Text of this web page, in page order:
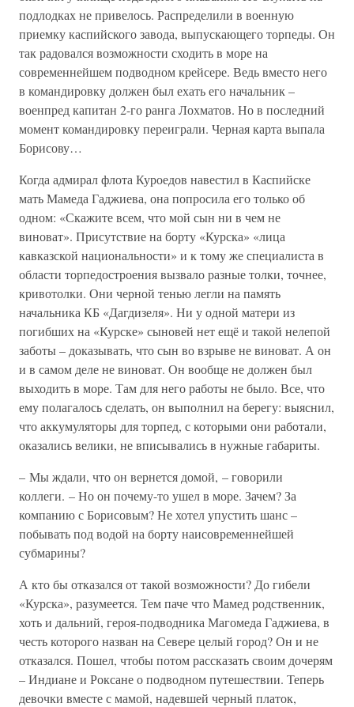
подлодках не привелось. Распределили в военную
приемку каспийского завода, выпускающего торпеды. Он
так радовался возможности сходить в море на
современнейшем подводном крейсере. Ведь вместо него
в командировку должен был ехать его начальник –
военпред капитан 2-го ранга Лохматов. Но в последний
момент командировку переиграли. Черная карта выпала
Борисову…
Когда адмирал флота Куроедов навестил в Каспийске
мать Мамеда Гаджиева, она попросила его только об
одном: «Скажите всем, что мой сын ни в чем не
виноват». Присутствие на борту «Курска» «лица
кавказской национальности» и к тому же специалиста в
области торпедостроения вызвало разные толки, точнее,
кривотолки. Они черной тенью легли на память
начальника КБ «Дагдизеля». Ни у одной матери из
погибших на «Курске» сыновей нет ещё и такой нелепой
заботы – доказывать, что сын во взрыве не виноват. А он
и в самом деле не виноват. Он вообще не должен был
выходить в море. Там для него работы не было. Все, что
ему полагалось сделать, он выполнил на берегу: выяснил,
что аккумуляторы для торпед, с которыми они работали,
оказались велики, не вписывались в нужные габариты.
– Мы ждали, что он вернется домой, – говорили
коллеги. – Но он почему-то ушел в море. Зачем? За
компанию с Борисовым? Не хотел упустить шанс –
побывать под водой на борту наисовременнейшей
субмарины?
А кто бы отказался от такой возможности? До гибели
«Курска», разумеется. Тем паче что Мамед родственник,
хоть и дальний, героя-подводника Магомеда Гаджиева, в
честь которого назван на Севере целый город? Он и не
отказался. Пошел, чтобы потом рассказать своим дочерям
– Индиане и Роксане о подводном путешествии. Теперь
девочки вместе с мамой, надевшей черный платок,